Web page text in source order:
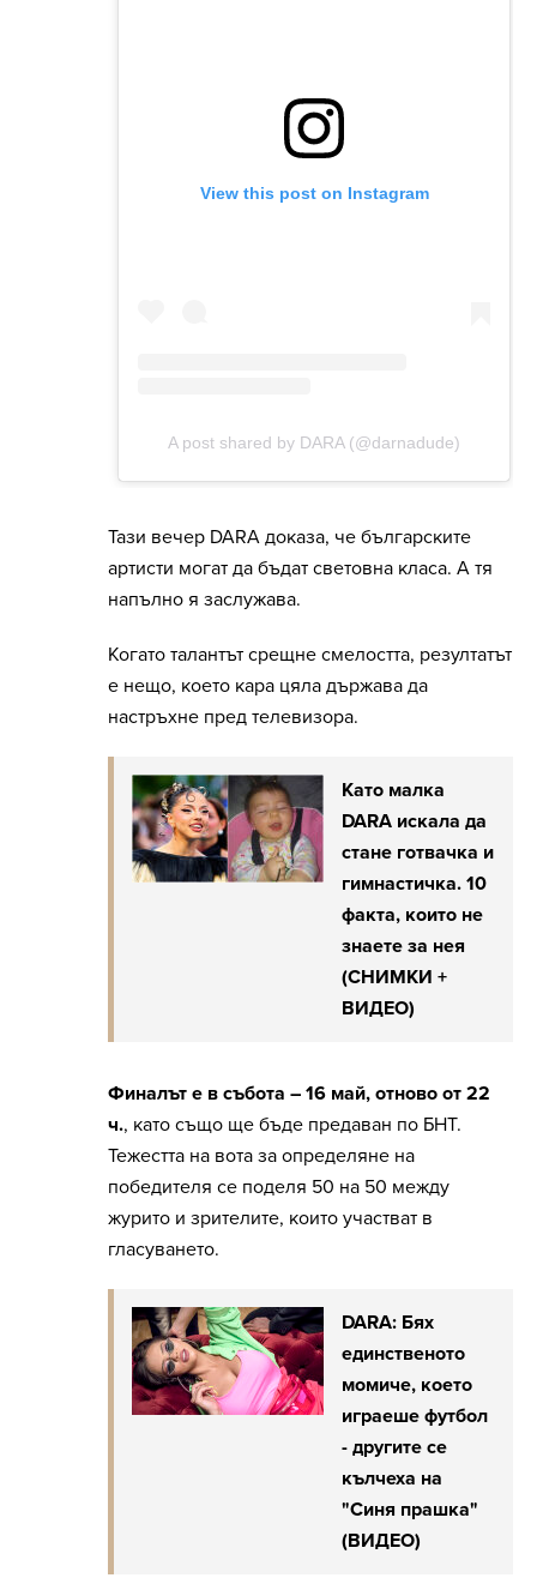
Тази вечер DARA доказа, че българските
артисти могат да бъдат световна класа. А тя
напълно я заслужава.
Когато талантът срещне смелостта, резултатът
е нещо, което кара цяла държава да
настръхне пред телевизора.
Като малка
DARA искала да
стане готвачка и
гимнастичка. 10
факта, които не
знаете за нея
(СНИМКИ +
ВИДЕО)
Финалът е в събота – 16 май, отново от 22
ч., като също ще бъде предаван по БНТ.
Тежестта на вота за определяне на
победителя се поделя 50 на 50 между
журито и зрителите, които участват в
гласуването.
DARA: Бях
единственото
момиче, което
играеше футбол
- другите се
кълчеха на
"Синя прашка"
(ВИДЕО)